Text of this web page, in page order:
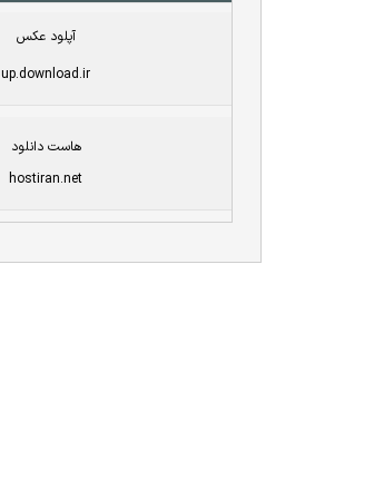
آپلود عکس
up.download.ir
هاست دانلود
hostiran.net